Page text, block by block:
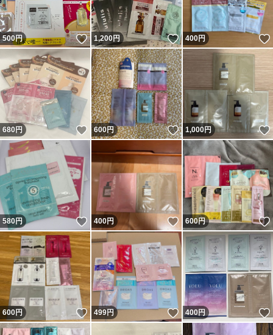
500円 いいね！
1,200円 いいね！
400円
680円 いいね！
600円 いいね！
1,000円
580円 いいね！
400円 いいね！
600円
600円 いいね！
499円 いいね！
400円